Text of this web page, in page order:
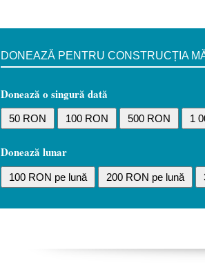
DONEAZĂ PENTRU CONSTRUCȚIA
Donează o singură dată
50 RON 100 RON 500 RON 1
Donează lunar
100 RON pe lună 200 RON pe lună